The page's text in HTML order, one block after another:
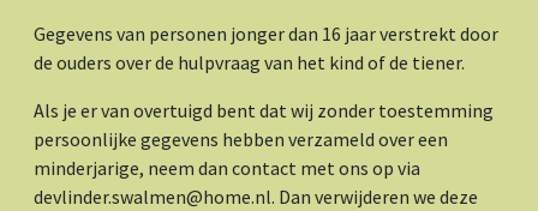
Gegevens van personen jonger dan 16 jaar verstrekt door
de ouders over de hulpvraag van het kind of de tiener.
Als je er van overtuigd bent dat wij zonder toestemming
persoonlijke gegevens hebben verzameld over een
minderjarige, neem dan contact met ons op via
devlinder.swalmen@home.nl. Dan verwijderen we deze